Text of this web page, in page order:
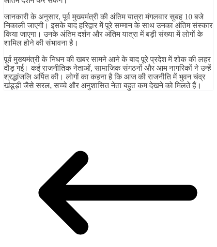
जानकारी के अनुसार, पूर्व मुख्यमंत्री की अंतिम यात्रा मंगलवार सुबह 10 बजे
निकाली जाएगी। इसके बाद हरिद्वार में पूरे सम्मान के साथ उनका अंतिम संस्कार
किया जाएगा। उनके अंतिम दर्शन और अंतिम यात्रा में बड़ी संख्या में लोगों के
शामिल होने की संभावना है।
पूर्व मुख्यमंत्री के निधन की खबर सामने आने के बाद पूरे प्रदेश में शोक की लहर
दौड़ गई। कई राजनीतिक नेताओं, सामाजिक संगठनों और आम नागरिकों ने उन्हें
श्रद्धांजलि अर्पित की। लोगों का कहना है कि आज की राजनीति में भुवन चंद्र
खंडूड़ी जैसे सरल, सच्चे और अनुशासित नेता बहुत कम देखने को मिलते हैं।